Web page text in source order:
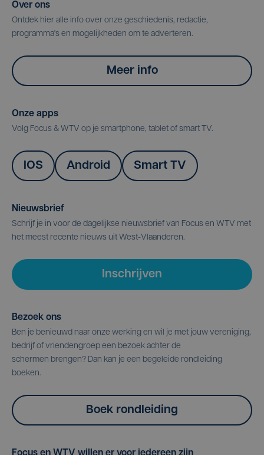
Over ons
Ontdek hier alle info over onze geschiedenis, redactie,
programma's en mogelijkheden om te adverteren.
Meer info
Onze apps
Volg Focus & WTV op je smartphone, tablet of smart TV.
IOS Android Smart TV
Nieuwsbrief
Schrijf je in voor de dagelijkse nieuwsbrief van Focus en WTV met
het meest recente nieuws uit West-Vlaanderen.
Inschrijven
Bezoek ons
Ben je benieuwd naar onze werking en wil je met jouw vereniging,
bedrijf of vriendengroep een bezoek achter de
schermen brengen? Dan kan je een begeleide rondleiding
boeken.
Boek rondleiding